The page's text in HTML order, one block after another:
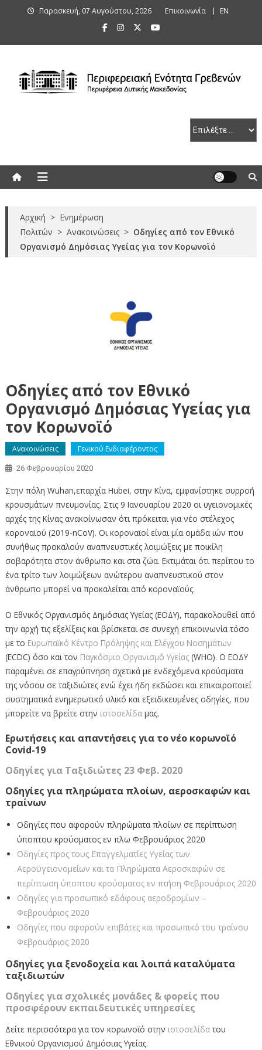
Παρασκευή, 07 Αυγούστου, 2026 Επικοινωνία ΕΝ
Αρχική > Ενημέρωση
Πολιτών > Ανακοινώσεις > Οδηγίες από τον Εθνικό
Οργανισμό Δημόσιας Υγείας για τον Κορωνοϊό
Οδηγίες από τον Εθνικό
Οργανισμό Δημόσιας Υγείας για
τον Κορωνοϊό
Ανακοινώσεις Γενικού Ενδιαφέροντος
26 Φεβρουαρίου 2020
Στην πόλη Wuhan,επαρχία Hubei, στην Κίνα, εμφανίστηκε συρροή
κρουσμάτων πνευμονίας. Στις 9 Ιανουαρίου 2020 οι υγειονομικές
αρχές της Κίνας ανακοίνωσαν ότι πρόκειται για νέο στέλεχος
κοροναϊού (2019-nCoV). Οι κοροναϊοί είναι μία ομάδα ιών που
συνήθως προκαλούν αναπνευστικές λοιμώξεις με ποικίλη
σοβαρότητα στον άνθρωπο και στα ζώα. Εκτιμάται ότι περίπου το
ένα τρίτο των λοιμώξεων ανώτερου αναπνευστικού στον
άνθρωπο μπορεί να προκαλείται από κοροναϊούς.
Ο Εθνικός Οργανισμός Δημόσιας Υγείας (ΕΟΔΥ), παρακολουθεί από
την αρχή τις εξελίξεις και βρίσκεται σε συνεχή επικοινωνία τόσο
με το Ευρωπαϊκό Κέντρο Πρόληψης και Ελέγχου Νοσημάτων
(ECDC) όσο και τον Παγκόσμιο Οργανισμό Υγείας(WHO). Ο ΕΟΔΥ
παραμένει σε επαγρύπνηση σχετικά με ενδεχόμενα κρούσματα
της νόσου σε ταξιδιώτες ενώ έχει ήδη εκδώσει και επικαιροποιεί
συστηματικά ενημερωτικό υλικό και εξειδικευμένες οδηγίες, που
μπορείτε να βρείτε στην ιστοσελίδαμας.
Ερωτήσεις και απαντήσεις για το νέο κορωνοϊό
Covid-19
Οδηγίες για Ταξιδιώτες 23 Φεβ. 2020
Οδηγίες για πληρώματα πλοίων, αεροσκαφών και
τραίνων
Οδηγίες που αφορούν πληρώματα πλοίων σε περίπτωση
ύποπτου κρούσματος εν πλω Φεβρουάριος 2020
Οδηγίες προς τους Επαγγελματίες Υγείας των
Αεροϋγειονομείων και τα Πληρώματα Αεροσκαφών σε
περίπτωση ύποπτου κρούσματος εν πτήση Φεβρουάριος 2020
Οδηγίες για προσωπικό εδάφους αεροδρομίων –
Φεβρουάριος 2020
Οδηγίες που αφορούν επιβάτες και προσωπικό του τραίνου
Φεβρουάριος 2020
Οδηγίες για ξενοδοχεία και λοιπά καταλύματα
ταξιδιωτών
Οδηγίες για σχολικές μονάδες & φορείς που
προσφέρουν εκπαιδευτικές υπηρεσίες
Δείτε περισσότερα για τον κορωνοϊό στην ιστοσελίδατου
Εθνικού Οργανισμού Δημόσιας Υγείας.